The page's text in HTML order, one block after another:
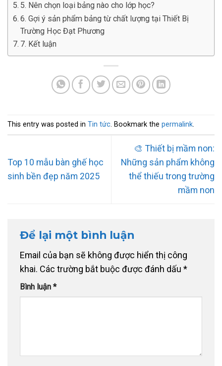
5. Nên chọn loại bảng nào cho lớp học?
6. Gợi ý sản phẩm bảng từ chất lượng tại Thiết Bị
Trường Học Đạt Phương
7. Kết luận
This entry was posted in Tin tức . Bookmark the permalink
Top 10 mẫu bàn ghế học
sinh bền đẹp năm 2025
🎨 Thiết bị mầm non:
Những sản phẩm không
thể thiếu trong trường
mầm non
Để lại một bình luận
Email của bạn sẽ không được hiển thị công
khai. Các trường bắt buộc được đánh dấu *
Bình luận *